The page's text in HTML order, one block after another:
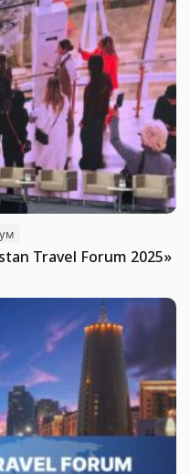
Travel Forum 2025»